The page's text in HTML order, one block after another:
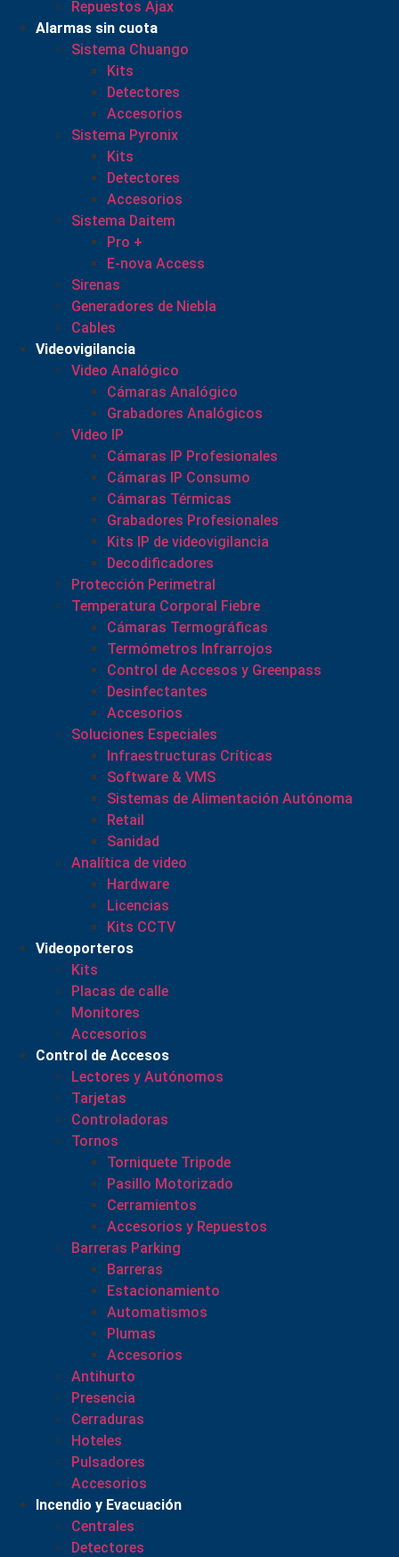
Repuestos Ajax
Alarmas sin cuota
Sistema Chuango
Kits
Detectores
Accesorios
Sistema Pyronix
Kits
Detectores
Accesorios
Sistema Daitem
Pro +
E-nova Access
Sirenas
Generadores de Niebla
Cables
Videovigilancia
Video Analógico
Cámaras Analógico
Grabadores Analógicos
Video IP
Cámaras IP Profesionales
Cámaras IP Consumo
Cámaras Térmicas
Grabadores Profesionales
Kits IP de videovigilancia
Decodificadores
Protección Perimetral
Temperatura Corporal Fiebre
Cámaras Termográficas
Termómetros Infrarrojos
Control de Accesos y Greenpass
Desinfectantes
Accesorios
Soluciones Especiales
Infraestructuras Críticas
Software & VMS
Sistemas de Alimentación Autónoma
Retail
Sanidad
Analítica de video
Hardware
Licencias
Kits CCTV
Videoporteros
Kits
Placas de calle
Monitores
Accesorios
Control de Accesos
Lectores y Autónomos
Tarjetas
Controladoras
Tornos
Torniquete Tripode
Pasillo Motorizado
Cerramientos
Accesorios y Repuestos
Barreras Parking
Barreras
Estacionamiento
Automatismos
Plumas
Accesorios
Antihurto
Presencia
Cerraduras
Hoteles
Pulsadores
Accesorios
Incendio y Evacuación
Centrales
Detectores